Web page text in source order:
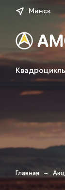
Минск
Главная –